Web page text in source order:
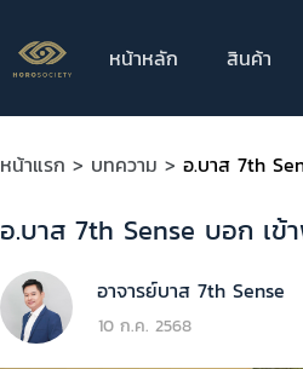
หน้าหลัก สินค้า
หน้าแรก > บทความ > อ.บาส 7th
อ.บาส 7th Sense บอก เข้
อาจารย์บาส 7th Sense
10 ก.ค. 2568